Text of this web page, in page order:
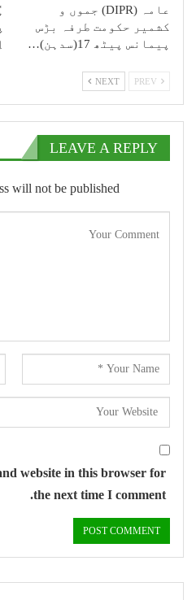
عامہ (DIPR) جموں و
کشمیر حکومت طرفہ بڑس
پیمانس پیٹھ 17(سدہن)…
NEXT
LEAVE A REPLY
will not be published.
website in this browser for
the next time I comment.